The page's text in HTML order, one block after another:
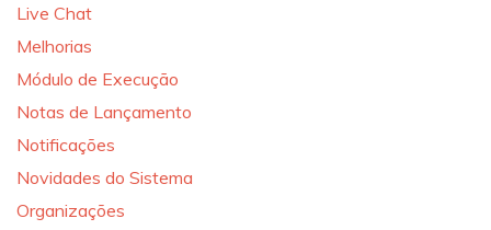
Live Chat
Melhorias
Módulo de Execução
Notas de Lançamento
Notificações
Novidades do Sistema
Organizações